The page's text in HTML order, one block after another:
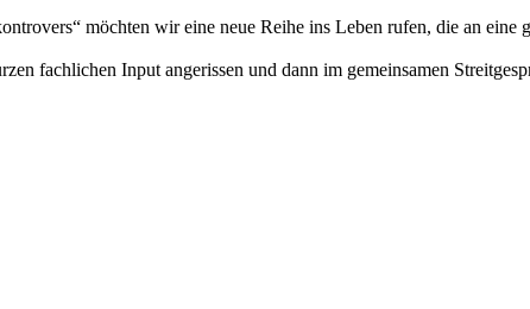
möchten wir eine neue Reihe ins Leben rufen, die an
fachlichen Input angerissen und dann im gemeinsamen